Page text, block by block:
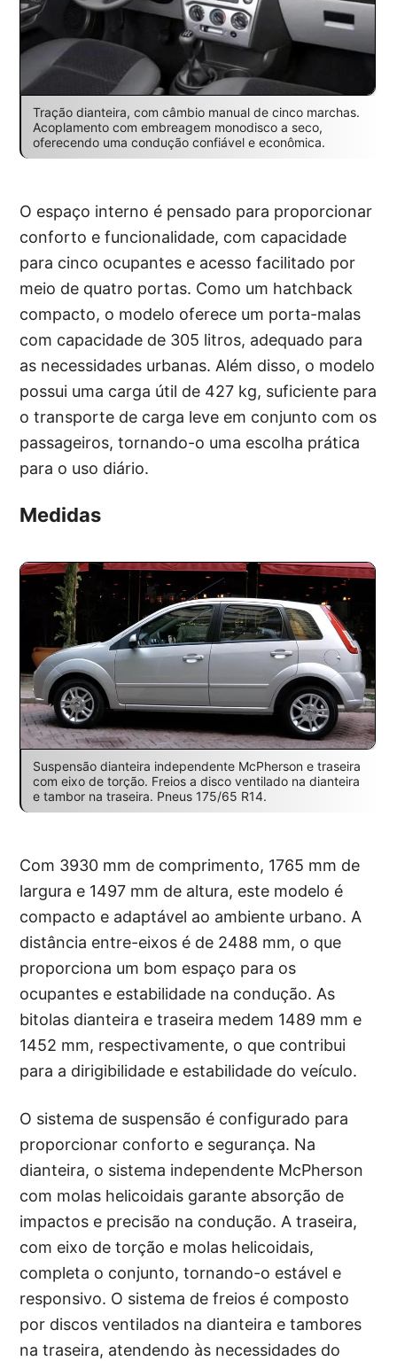
Tração dianteira, com câmbio manual de cinco marchas.
Acoplamento com embreagem monodisco a seco,
oferecendo uma condução confiável e econômica.
O espaço interno é pensado para proporcionar
conforto e funcionalidade, com capacidade
para cinco ocupantes e acesso facilitado por
meio de quatro portas. Como um hatchback
compacto, o modelo oferece um porta-malas
com capacidade de 305 litros, adequado para
as necessidades urbanas. Além disso, o modelo
possui uma carga útil de 427 kg, suficiente para
o transporte de carga leve em conjunto com os
passageiros, tornando-o uma escolha prática
para o uso diário.
Medidas
Suspensão dianteira independente McPherson e traseira
com eixo de torção. Freios a disco ventilado na dianteira
e tambor na traseira. Pneus 175/65 R14.
Com 3930 mm de comprimento, 1765 mm de
largura e 1497 mm de altura, este modelo é
compacto e adaptável ao ambiente urbano. A
distância entre-eixos é de 2488 mm, o que
proporciona um bom espaço para os
ocupantes e estabilidade na condução. As
bitolas dianteira e traseira medem 1489 mm e
1452 mm, respectivamente, o que contribui
para a dirigibilidade e estabilidade do veículo.
O sistema de suspensão é configurado para
proporcionar conforto e segurança. Na
dianteira, o sistema independente McPherson
com molas helicoidais garante absorção de
impactos e precisão na condução. A traseira,
com eixo de torção e molas helicoidais,
completa o conjunto, tornando-o estável e
responsivo. O sistema de freios é composto
por discos ventilados na dianteira e tambores
na traseira, atendendo às necessidades do